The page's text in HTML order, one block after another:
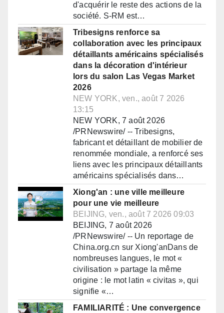
d'acquérir le reste des actions de la
société. S-RM est…
Tribesigns renforce sa
collaboration avec les principaux
détaillants américains spécialisés
dans la décoration d'intérieur
lors du salon Las Vegas Market
2026
NEW YORK, ven., août 7 2026
13:15
NEW YORK, 7 août 2026
/PRNewswire/ -- Tribesigns,
fabricant et détaillant de mobilier de
renommée mondiale, a renforcé ses
liens avec les principaux détaillants
américains spécialisés dans…
Xiong'an : une ville meilleure
pour une vie meilleure
BEIJING, ven., août 7 2026 09:03
BEIJING, 7 août 2026
/PRNewswire/ -- Un reportage de
China.org.cn sur Xiong'anDans de
nombreuses langues, le mot «
civilisation » partage la même
origine : le mot latin « civitas », qui
signifie «…
FAMILIARITÉ : Une convergence